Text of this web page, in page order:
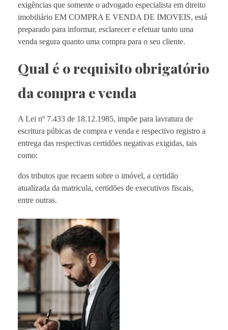
exigências que somente o advogado especialista em direito
imobiliário EM COMPRA E VENDA DE IMOVEIS, está
preparado para informar, esclarecer e efetuar tanto uma
venda segura quanto uma compra para o seu cliente.
Qual é o requisito obrigatório
da compra e venda
A Lei nº 7.433 de 18.12.1985, impõe para lavratura de
escritura púbicas de compra e venda e respectivo registro a
entrega das respectivas certidões negativas exigidas, tais
como:
dos tributos que recaem sobre o imóvel, a certidão
atualizada da matricula, certidões de executivos fiscais,
entre outras.